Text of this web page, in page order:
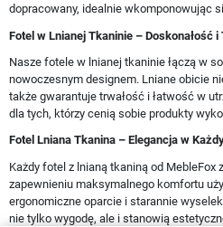
dopracowany, idealnie wkomponowując
Fotel w Lnianej Tkaninie – Doskonałość i
Nasze fotele w lnianej tkaninie łączą w
nowoczesnym designem. Lniane obicie
także gwarantuje trwałość i łatwość w
dla tych, którzy cenią sobie produkty
Fotel Lniana Tkanina – Elegancja w
Każdy fotel z lnianą tkaniną od MebleFox
zapewnieniu maksymalnego komfortu
ergonomiczne oparcie i starannie
nie tylko wygodę, ale i stanowią